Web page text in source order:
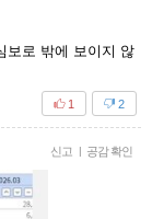
보로 밖에 보이지 않
2
1
신고 | 공감 확인